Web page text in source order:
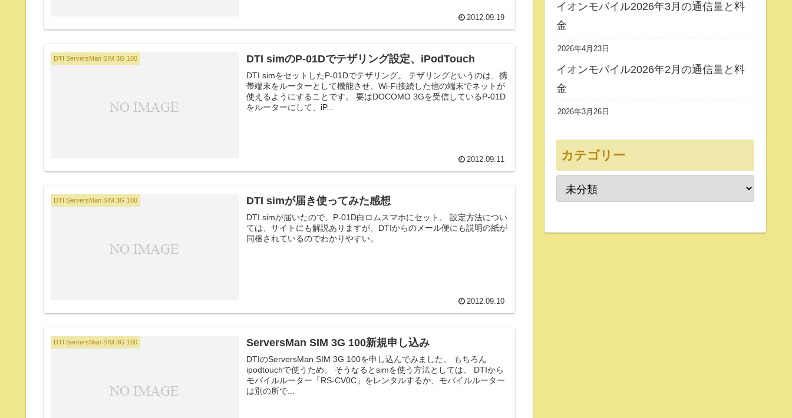
2012.09.19
DTI ServersMan SIM 3G 100 DTI simのP-01Dでテザリング設定、iPodTouch
DTI simをセットしたP-01Dでテザリング。 テザリングというのは、携
帯端末をルーターとして機能させ、Wi-Fi接続した他の端末でネットが
使えるようにすることです。 要はDOCOMO 3Gを受信しているP-01D
をルーターにして、iP...
2012.09.11
DTI ServersMan SIM 3G 100 DTI simが届き使ってみた感想
DTI simが届いたので、P-01D白ロムスマホにセット。 設定方法につい
ては、サイトにも解説ありますが、DTIからのメール便にも説明の紙が
同梱されているのでわかりやすい。
2012.09.10
DTI ServersMan SIM 3G 100 ServersMan SIM 3G 100新規申し込み
DTIのServersMan SIM 3G 100を申し込んでみました。 もちろん
ipodtouchで使うため。 そうなるとsimを使う方法としては、 DTIから
モバイルルーター「RS-CV0C」をレンタルするか、モバイルルーター
は別の所で...
イオンモバイル2026年3月の通信量と料
金
2026年4月23日
イオンモバイル2026年2月の通信量と料
金
2026年3月26日
カテゴリー